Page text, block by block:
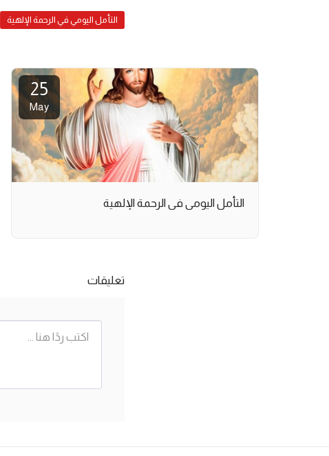
التأمل اليومي في الرحمة الإلهية
25
May
التأمل اليومي في الرحمة الإلهية
تعليقات